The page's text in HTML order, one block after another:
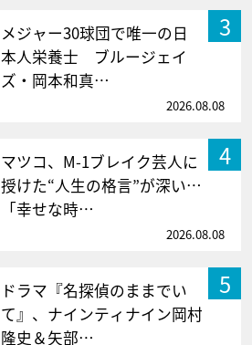
3
メジャー30球団で唯一の日
本人栄養士 ブルージェイ
ズ・岡本和真…
2026.08.08
4
マツコ、M-1ブレイク芸人に
授けた“人生の格言”が深い…
「幸せな時…
2026.08.08
5
ドラマ『名探偵のままでい
て』、ナインティナイン岡村
隆史＆矢部…